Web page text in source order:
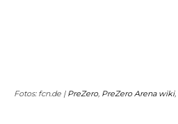
Fotos: fcn.de | PreZero, PreZero Arena wiki,